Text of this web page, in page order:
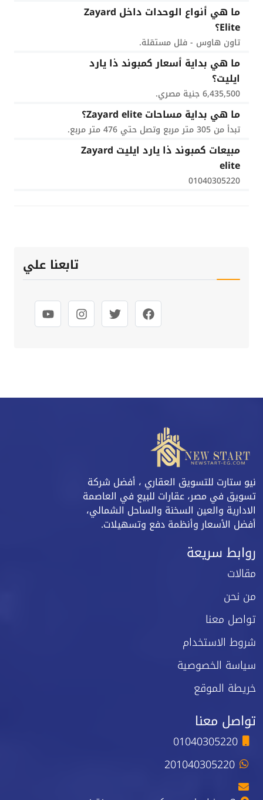
ما هي أنواع الوحدات داخل Zayard
Elite؟
تاون هاوس - فلل مستقلة.
ما هي بداية أسعار كمبوند ذا يارد
ايليت؟
6,435,500 جنية مصري.
ما هي بداية مساحات Zayard elite؟
تبدأ من 305 متر مربع وتصل حتي 476 متر مربع.
مبيعات كمبوند ذا يارد ايليت Zayard
elite
01040305220
تابعنا علي
نيو ستارت للتسويق العقاري ، أفضل شركة
تسويق في مصر، عقارات للبيع في العاصمة
الادارية والعين السخنة والساحل الشمالي،
أفضل الأسعار وأنظمة دفع وتسهيلات.
روابط سريعة
مقالات
من نحن
تواصل معنا
شروط الاستخدام
سياسة الخصوصية
خريطة الموقع
تواصل معنا
01040305220
201040305220